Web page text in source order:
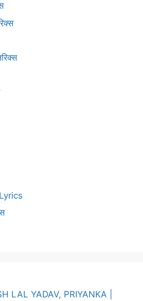
LAL YADAV, PRIYANKA |